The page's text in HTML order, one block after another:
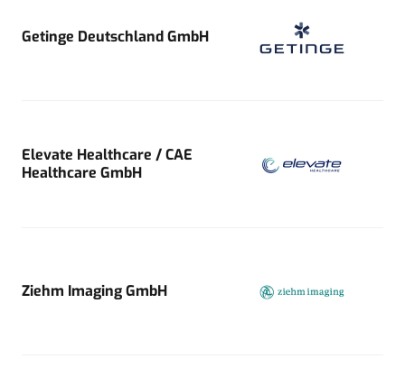
Getinge Deutschland GmbH
Elevate Healthcare / CAE
Healthcare GmbH
Ziehm Imaging GmbH